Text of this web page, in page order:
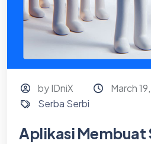
by IDniX
March
Serba Serbi
Aplikasi Membuat